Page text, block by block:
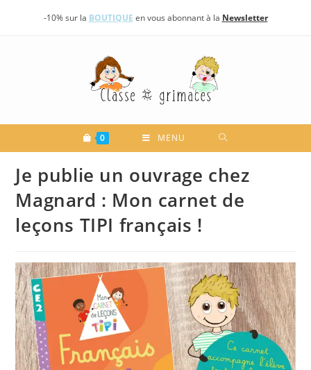
-10% sur la BOUTIQUE en vous abonnant à la Newsletter
0 MENU
Je publie un ouvrage chez
Magnard : Mon carnet de
leçons TIPI français !